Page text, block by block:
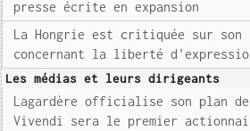
presse écrite en expansion
La Hongrie est critiquée sur son
concernant la liberté
Les médias et leurs dirigeants
Lagardère officialise son plan de
Vivendi sera le premier